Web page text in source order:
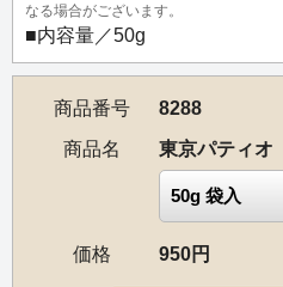
なる場合がございます。
■内容量／50g
商品番号
8288
商品名
東京パティオ
価格 950円